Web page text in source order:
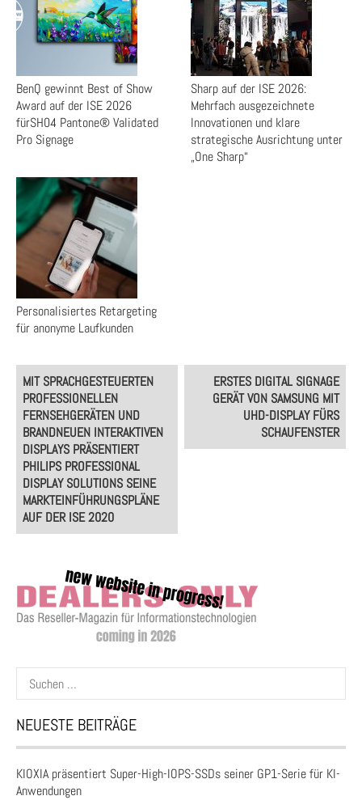
BenQ gewinnt Best of Show
Award auf der ISE 2026
fürSH04 Pantone® Validated
Pro Signage
Sharp auf der ISE 2026:
Mehrfach ausgezeichnete
Innovationen und klare
strategische Ausrichtung unter
„One Sharp“
Personalisiertes Retargeting
für anonyme Laufkunden
Post
navigation
MIT SPRACHGESTEUERTEN
PROFESSIONELLEN
FERNSEHGERÄTEN UND
BRANDNEUEN INTERAKTIVEN
DISPLAYS PRÄSENTIERT
PHILIPS PROFESSIONAL
DISPLAY SOLUTIONS SEINE
MARKTEINFÜHRUNGSPLÄNE
AUF DER ISE 2020
ERSTES DIGITAL SIGNAGE
GERÄT VON SAMSUNG MIT
UHD-DISPLAY FÜRS
SCHAUFENSTER
Suchen
nach:
NEUESTE BEITRÄGE
KIOXIA präsentiert Super-High-IOPS-SSDs seiner GP1-Serie für KI-
Anwendungen